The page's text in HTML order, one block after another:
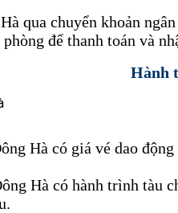
qua chuyển khoản
để thanh toán và
Hành
Hà có giá vé dao
Hà có hành trình tàu